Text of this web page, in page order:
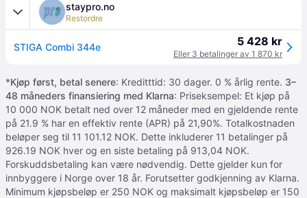
staypro.no
Restordre
STIGA Combi 344e 5 428 kr
Eller 3 betalinger av 1 870 kr
*Kjøp først, betal senere: Kreditttid: 30 dager. 0 % årlig rente. 3–
48 måneders finansiering med Klarna: Priseksempel: Et kjøp på
10 000 NOK betalt ned over 12 måneder med en gjeldende rente
på 21.9 % har en effektiv rente (APR) på 21,90%. Totalkostnaden
beløper seg til 11 101.12 NOK. Dette inkluderer 11 betalinger på
926.19 NOK hver og en siste betaling på 913,04 NOK.
Forskuddsbetaling kan være nødvendig. Dette gjelder kun for
innbyggere i Norge over 18 år. Forutsetter godkjenning av Klarna.
Minimum kjøpsbeløp er 250 NOK og maksimalt kjøpsbeløp er 150